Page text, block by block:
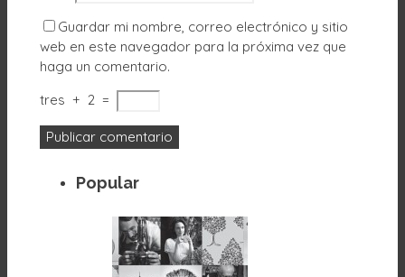
Guardar mi nombre, correo electrónico y sitio
web en este navegador para la próxima vez que
haga un comentario.
tres + 2 =
Popular